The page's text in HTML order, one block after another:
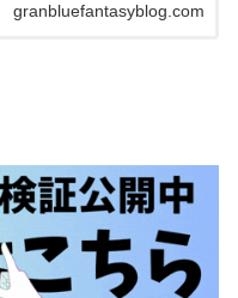
granbluefantasyblog.com